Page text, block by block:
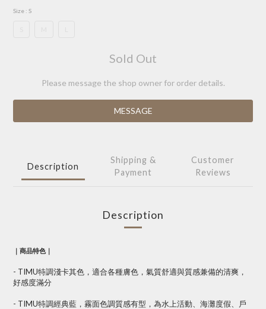
Size : S
Sold Out
Please message the shop owner for order details.
MESSAGE
Description
Shipping &
Payment
Customer
Reviews
Description
｜商品特色｜
- TIMU特調淺卡其色，適合各種膚色，氣質舒適與質感兼備的清爽，
好感度滿分
- TIMU特調經典藍，霧面色調質感有型，為水上活動、海灘度假、戶